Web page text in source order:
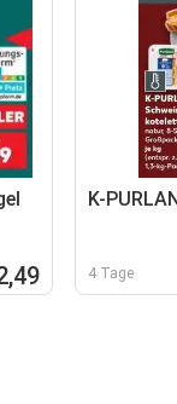
K-
4 Tage